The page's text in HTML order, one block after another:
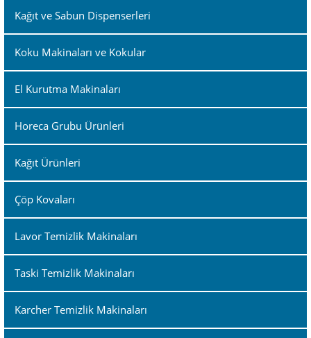
Kağıt ve Sabun Dispenserleri
Koku Makinaları ve Kokular
El Kurutma Makinaları
Horeca Grubu Ürünleri
Kağıt Ürünleri
Çöp Kovaları
Lavor Temizlik Makinaları
Taski Temizlik Makinaları
Karcher Temizlik Makinaları